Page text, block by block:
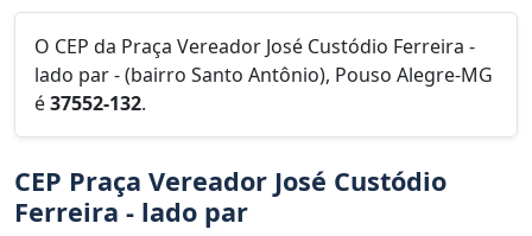
O CEP da Praça Vereador José Custódio Ferreira -
lado par - (bairro Santo Antônio), Pouso Alegre-MG
é37552-132.
CEP Praça Vereador José Custódio
Ferreira - lado par